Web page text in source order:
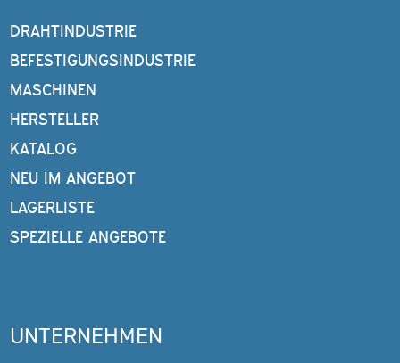
DRAHTINDUSTRIE
BEFESTIGUNGSINDUSTRIE
MASCHINEN
HERSTELLER
KATALOG
NEU IM ANGEBOT
LAGERLISTE
SPEZIELLE ANGEBOTE
UNTERNEHMEN